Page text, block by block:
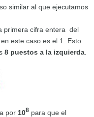
similar al que ejecutamos
primera cifra entera del
este caso es el 1. Esto
8 puestos a la izquierda
por 108 para que el